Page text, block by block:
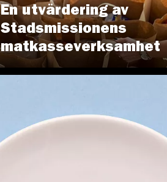
En utvärdering av
Stadsmissionens
matkasseverksamhet